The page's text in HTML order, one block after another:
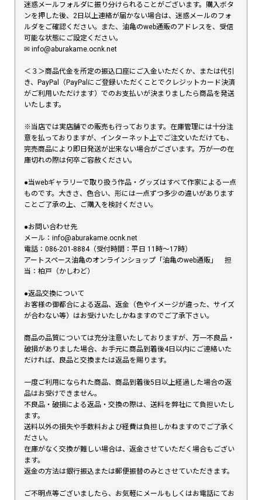
迷惑メールフォルダに振り分けられることがございます。購入ボタ
ンを押した後、2日以上連絡が届かない場合は、迷惑メールのフォ
ルダをご確認ください。また、油亀のweb通販のアドレスを、受信
可能な状態にご設定ください。
✉︎ info@aburakame.ocnk.net
＜３＞商品代金を所定の振込口座にご入金いただくか、または代引
き、PayPal（PayPalにご登録いただくことでクレジットカード決済
がご利用いただけます）でのお支払いが決まりましたら商品を発送
いたします。
※当店では実店舗での販売も行っております。在庫管理には十分注
意を払っておりますが、インターネット上でご注文いただけても、
完売商品により即日発送が出来ない場合がございます。万が一の在
庫切れの際は何卒ご容赦ください。
●当webギャラリーで取り扱う作品・グッズはすべて作家による一点
ものです。大きさ、色合い、形には一点ずつ多少の違いがあります
ことご了承の上、ご購入を検討ください。
●お問い合わせ先
メール：info@aburakame.ocnk.net
電話：086-201-8884（受付時間：平日 11時〜17時）
アートスペース油亀のオンラインショップ「油亀のweb通販」 担
当：柏戸（かしわど）
●返品交換について
お客様の御都合による返品、返金（色やイメージが違った、サイズ
が合わない等）はお受けいたしかねますのでご了承下さい。
商品の品質については充分注意いたしておりますが、万一不良品・
破損がありました場合、お手元に商品到着後4日以内にご連絡いた
だければ、良品と交換または返品を賜ります。
一度ご利用になられた商品、商品到着後5日以上経過した場合の返
品はお受けできません。
不良品・破損による返品・交換の際は、送料を弊社にて負担いたし
ます。
送料以外の損失や手数料および経費は負担しかねますのでご了承く
ださい。
在庫がなく交換が難しい場合は、返金させていただく場合もござい
ます。
返金の方法は銀行振込または郵便振替のみとさせていただきます。
ご不明点等ございましたら、お気軽にメールもしくはお電話にてお